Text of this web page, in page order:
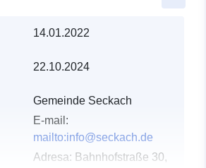
14.01.2022
22.10.2024
Gemeinde Seckach
E-mail:
mailto:info@seckach.de
Adresa: Bahnhofstraße 30,